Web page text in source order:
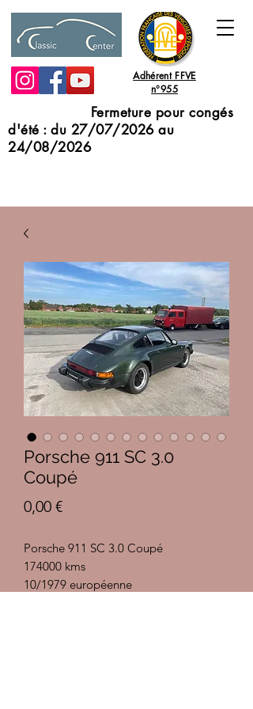
Adhérent FFVE
n°955
Fermeture pour congés
d'été : du 27/07/2026 au
24/08/2026
Porsche 911 SC 3.0
Coupé
0,00 €Prix
Porsche 911 SC 3.0 Coupé
174000 kms
10/1979 européenne